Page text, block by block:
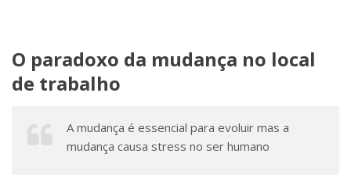
O paradoxo da mudança no local
de trabalho
A mudança é essencial para evoluir mas a
mudança causa stress no ser humano